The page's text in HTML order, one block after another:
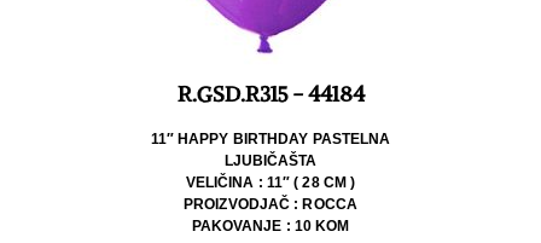
R.GSD.R315 - 44184
11″ HAPPY BIRTHDAY PASTELNA
LJUBIČAŠTA
VELIČINA : 11″ ( 28 CM )
PROIZVODJAČ : ROCCA
PAKOVANJE : 10 KOM